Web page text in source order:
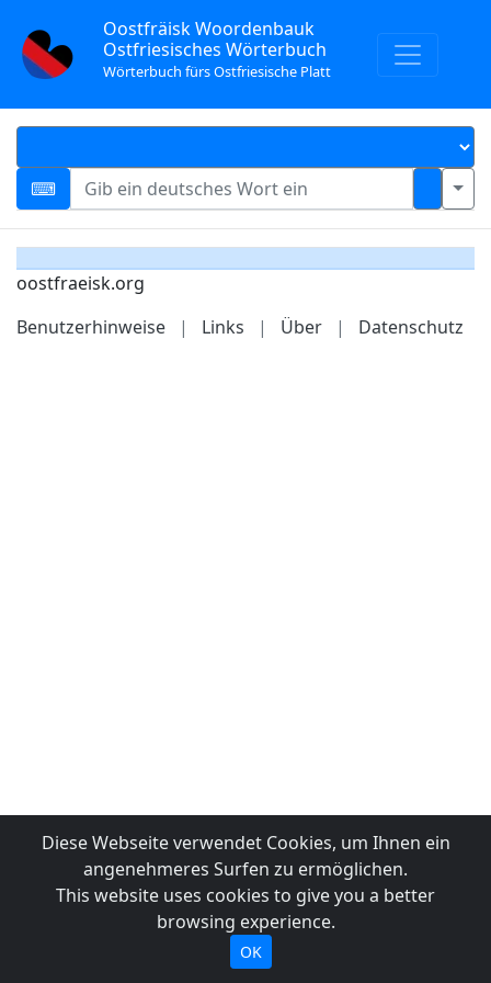
Oostfräisk Woordenbauk
Ostfriesisches Wörterbuch
Wörterbuch fürs Ostfriesische Platt
oostfraeisk.org
Benutzerhinweise
| Links | Über | Datenschutz
Diese Webseite verwendet Cookies, um Ihnen ein
angenehmeres Surfen zu ermöglichen.
This website uses cookies to give you a better
browsing experience.
OK